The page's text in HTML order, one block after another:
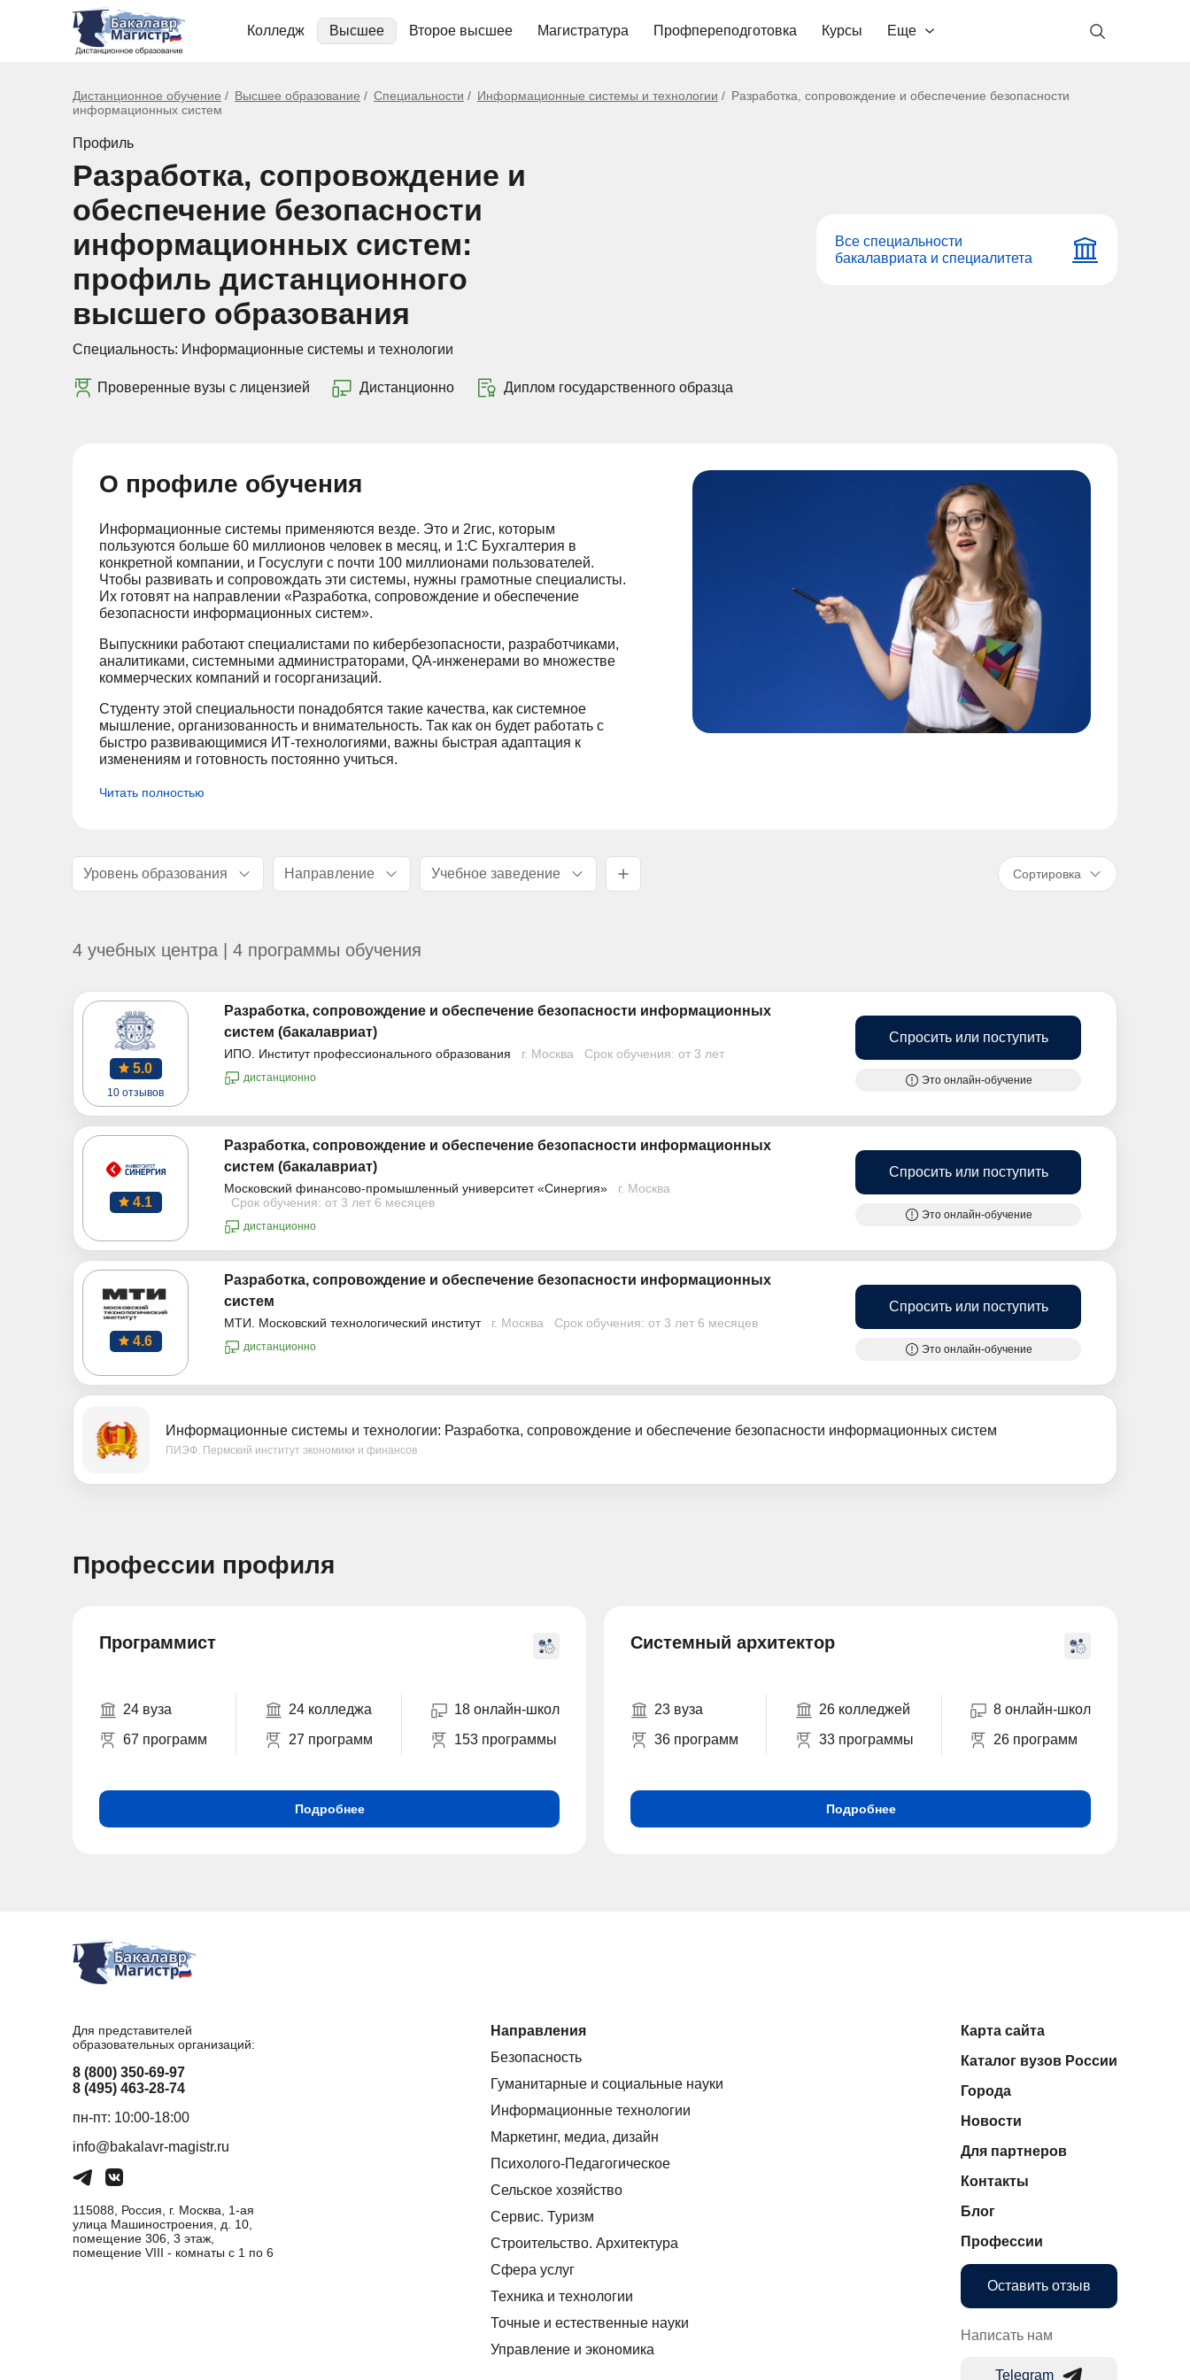
Колледж Высшее Второе высшее Магистратура Профпереподготовка Курсы Еще
Дистанционное обучение Высшее образование Специальности Информационные системы и технологии
Разработка, сопровождение и обеспечение безопасности
информационных систем
Профиль
Разработка, сопровождение и
обеспечение безопасности
информационных систем:
профиль дистанционного
высшего образования
Специальность: Информационные системы и технологии
Все специальности
бакалавриата и специалитета
Проверенные вузы с лицензией Дистанционно Диплом государственного образца
О профиле обучения
Информационные системы применяются везде. Это и 2гис, которым
пользуются больше 60 миллионов человек в месяц, и 1:С Бухгалтерия в
конкретной компании, и Госуслуги с почти 100 миллионами пользователей.
Чтобы развивать и сопровождать эти системы, нужны грамотные специалисты.
Их готовят на направлении «Разработка, сопровождение и обеспечение
безопасности информационных систем».
Выпускники работают специалистами по кибербезопасности, разработчиками,
аналитиками, системными администраторами, QA-инженерами во множестве
коммерческих компаний и госорганизаций.
Студенту этой специальности понадобятся такие качества, как системное
мышление, организованность и внимательность. Так как он будет работать с
быстро развивающимися ИТ-технологиями, важны быстрая адаптация к
изменениям и готовность постоянно учиться.
Читать полностью
Уровень образования Направление Учебное заведение Сортировка
4 учебных центра | 4 программы обучения
5.0
10 отзывов
Разработка, сопровождение и обеспечение безопасности информационных
систем (бакалавриат)
ИПО. Институт профессионального образования г. Москва Срок обучения: от 3 лет
дистанционно
Спросить или поступить
Это онлайн-обучение
4.1
Разработка, сопровождение и обеспечение безопасности информационных
систем (бакалавриат)
Московский финансово-промышленный университет «Синергия»
г. Москва
Срок обучения: от 3 лет 6 месяцев
дистанционно
Спросить или поступить
Это онлайн-обучение
4.6
Разработка, сопровождение и обеспечение безопасности информационных
систем
МТИ. Московский технологический институт г. Москва Срок обучения: от 3 лет 6 месяцев
дистанционно
Спросить или поступить
Это онлайн-обучение
Информационные системы и технологии: Разработка, сопровождение и обеспечение безопасности информационных систем
ПИЭФ. Пермский институт экономики и финансов
Профессии профиля
Программист
24 вуза
67 программ
24 колледжа
27 программ
18 онлайн-школ
153 программы
Подробнее
Системный архитектор
23 вуза
36 программ
26 колледжей
33 программы
8 онлайн-школ
26 программ
Подробнее
Для представителей
образовательных организаций:
8 (800) 350-69-97
8 (495) 463-28-74
пн-пт: 10:00-18:00
info@bakalavr-magistr.ru
115088, Россия, г. Москва, 1-ая
улица Машиностроения, д. 10,
помещение 306, 3 этаж,
помещение VIII - комнаты с 1 по 6
Направления
Безопасность
Гуманитарные и социальные науки
Информационные технологии
Маркетинг, медиа, дизайн
Психолого-Педагогическое
Сельское хозяйство
Сервис. Туризм
Строительство. Архитектура
Сфера услуг
Техника и технологии
Точные и естественные науки
Управление и экономика
Карта сайта
Каталог вузов России
Города
Новости
Для партнеров
Контакты
Блог
Профессии
Оставить отзыв
Написать нам
Telegram